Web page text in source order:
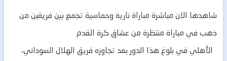
شاهدها الان مباشرة مباراة نارية وحماسية تجمع بين فريقين من
ذهب في مباراة منتظرة من عشاق كرة القدم
الأهلي في بلوغ هذا الدور بعد تجاوزه فريق الهلال السوداني،